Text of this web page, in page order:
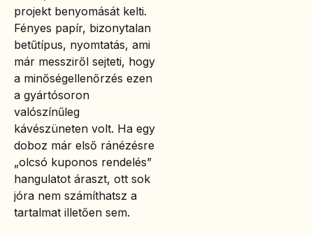
projekt benyomását kelti.
Fényes papír, bizonytalan
betűtípus, nyomtatás, ami
már messziről sejteti, hogy
a minőségellenőrzés ezen
a gyártósoron
valószínűleg
kávészüneten volt. Ha egy
doboz már első ránézésre
„olcsó kuponos rendelés”
hangulatot áraszt, ott sok
jóra nem számíthatsz a
tartalmat illetően sem.